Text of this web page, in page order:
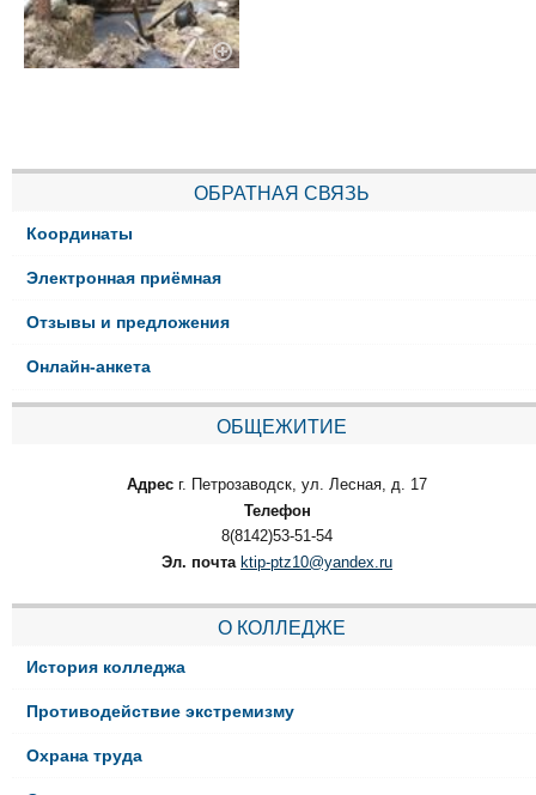
ОБРАТНАЯ СВЯЗЬ
Координаты
Электронная приёмная
Отзывы и предложения
Онлайн-анкета
ОБЩЕЖИТИЕ
Адрес г. Петрозаводск, ул. Лесная, д. 17
Телефон
8(8142)53-51-54
Эл. почта ktip-ptz10@yandex.ru
О КОЛЛЕДЖЕ
История колледжа
Противодействие экстремизму
Охрана труда